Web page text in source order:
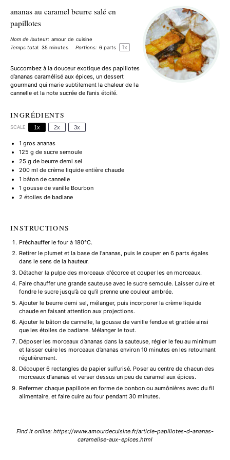
ananas au caramel beurre salé en
papillotes
Nom de l’auteur: amour de cuisine
Temps total: 35 minutes Portions: 6parts 1x
Succombez à la douceur exotique des papillotes
d’ananas caramélisé aux épices, un dessert
gourmand qui marie subtilement la chaleur de la
cannelle et la note sucrée de l’anis étoilé.
INGRÉDIENTS
SCALE 1x 2x 3x
1 gros ananas
125 g de sucre semoule
25 g de beurre demi sel
200ml de crème liquide entière chaude
1 bâton de cannelle
1 gousse de vanille Bourbon
2 étoiles de badiane
INSTRUCTIONS
Préchauffer le four à 180°C.
Retirer le plumet et la base de l'ananas, puis le couper en 6 parts égales
dans le sens de la hauteur.
Détacher la pulpe des morceaux d'écorce et couper les en morceaux.
Faire chauffer une grande sauteuse avec le sucre semoule. Laisser cuire et
fondre le sucre jusqu'à ce qu'il prenne une couleur ambrée.
Ajouter le beurre demi sel, mélanger, puis incorporer la crème liquide
chaude en faisant attention aux projections.
Ajouter le bâton de cannelle, la gousse de vanille fendue et grattée ainsi
que les étoiles de badiane. Mélanger le tout.
Déposer les morceaux d’ananas dans la sauteuse, régler le feu au minimum
et laisser cuire les morceaux d’ananas environ 10 minutes en les retournant
régulièrement.
Découper 6 rectangles de papier sulfurisé. Poser au centre de chacun des
morceaux d'ananas et verser dessus un peu de caramel aux épices.
Refermer chaque papillote en forme de bonbon ou aumônières avec du fil
alimentaire, et faire cuire au four pendant 30 minutes.
Find it online: https://www.amourdecuisine.fr/article-papillotes-d-ananas-
caramelise-aux-epices.html